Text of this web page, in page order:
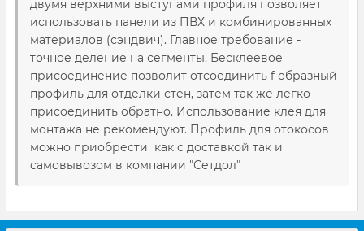
двумя верхними выступами профиля позволяет
использовать панели из ПВХ и комбинированных
материалов (сэндвич). Главное требование -
точное деление на сегменты. Бесклеевое
присоединение позволит отсоединить f образный
профиль для отделки стен, затем так же легко
присоединить обратно. Использование клея для
монтажа не рекомендуют. Профиль для отокосов
можно приобрести как с доставкой так и
самовывозом в компании "Сетдол"